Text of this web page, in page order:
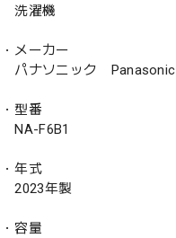
洗濯機
・メーカー
パナソニック Panasonic
・型番
NA-F6B1
・年式
2023年製
・容量